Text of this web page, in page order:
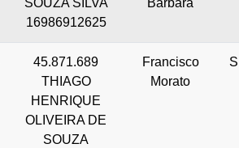
SOUZA SILVA
16986912625
Bárbara
45.871.689
THIAGO
HENRIQUE
OLIVEIRA DE
SOUZA
Francisco
Morato